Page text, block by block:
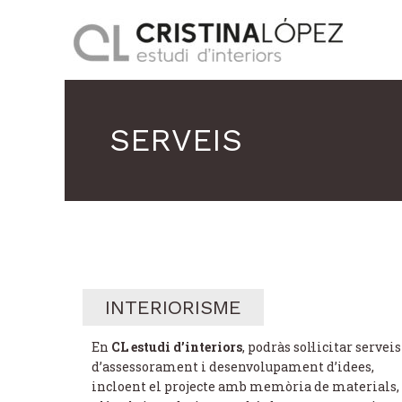
SERVEIS
INTERIORISME
En CL estudi d’interiors, podràs sol·licitar serveis
d’assessorament i desenvolupament d’idees,
incloent el projecte amb memòria de materials,